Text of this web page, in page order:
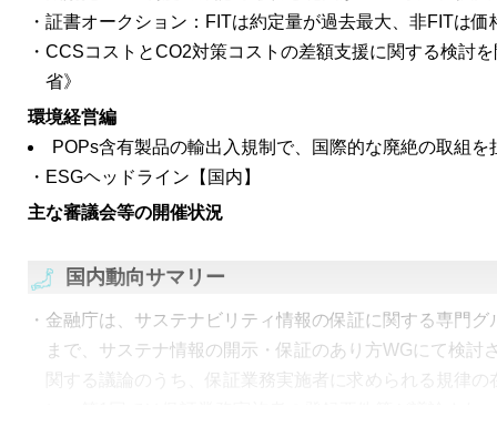
証書オークション：FITは約定量が過去最大、非FITは価
CCSコストとCO2対策コストの差額支援に関する検討
省》
環境経営編
POPs含有製品の輸出入規制で、国際的な廃絶の取組を
ESGヘッドライン【国内】
主な審議会等の開催状況
国内動向サマリー
金融庁は、サステナビリティ情報の保証に関する専門グ
まで、サステナ情報の開示・保証のあり方WGにて検討
関する議論のうち、保証業務実施者に求められる規律